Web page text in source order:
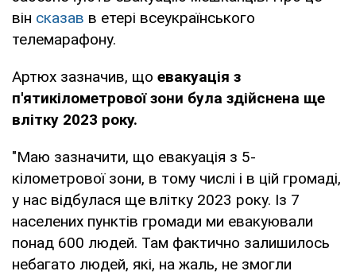
він сказав в етері всеукраїнського
телемарафону.
Артюх зазначив, що евакуація з
п'ятикілометрової зони була здійснена ще
влітку 2023 року.
"Маю зазначити, що евакуація з 5-
кілометрової зони, в тому числі і в цій громаді,
у нас відбулася ще влітку 2023 року. Із 7
населених пунктів громади ми евакуювали
понад 600 людей. Там фактично залишилось
небагато людей, які, на жаль, не змогли